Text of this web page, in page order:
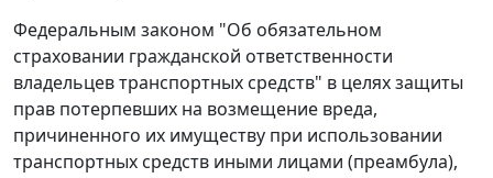
Федеральным законом "Об обязательном
страховании гражданской ответственности
владельцев транспортных средств" в целях защиты
прав потерпевших на возмещение вреда,
причиненного их имуществу при использовании
транспортных средств иными лицами (преамбула),